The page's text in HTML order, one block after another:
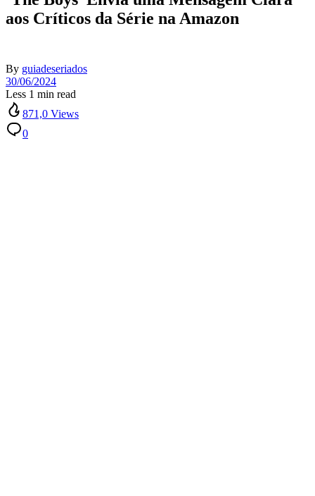
aos Críticos da Série na Amazon
By guiadeseriados
30/06/2024
Less 1 min read
871,0 Views
0